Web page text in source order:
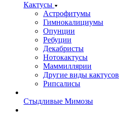
Кактусы
Астрофитумы
Гимнокалициумы
Опунции
Ребуции
Декабристы
Нотокактусы
Маммиллярии
Другие виды кактусов
Рипсалисы
Стыдливые Мимозы